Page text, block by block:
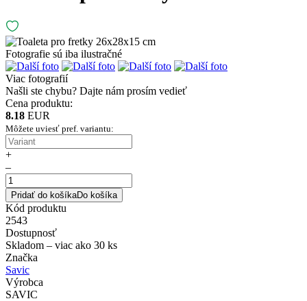
Fotografie sú iba ilustračné
Viac fotografií
Našli ste chybu? Dajte nám prosím vedieť
Cena produktu:
8.18 EUR
Môžete uviesť pref. variantu:
+
–
Pridať do košíkaDo košíka
Kód produktu
2543
Dostupnosť
Skladom – viac ako 30 ks
Značka
Savic
Výrobca
SAVIC